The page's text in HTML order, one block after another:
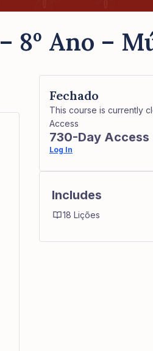
8º Ano –
Fechado
This course is currently
Access
730-Day Access
Log In
Includes
18 Lições